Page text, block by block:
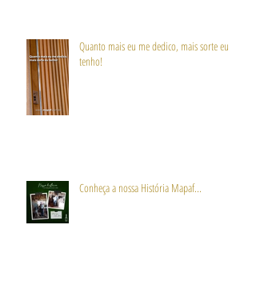
Quanto mais eu me dedico, mais sorte eu
tenho!
Conheça a nossa História Mapaf...